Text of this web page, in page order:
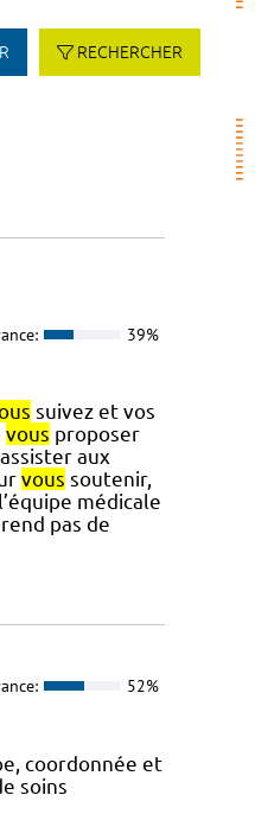
RECHERCHER
39%
suivez et vos
vous proposer
aux
vous soutenir,
médicale
pas de
52%
coordonnée et
soins